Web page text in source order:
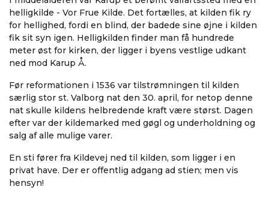
helligkilde - Vor Frue Kilde. Det fortælles, at kilden fik ry
for hellighed, fordi en blind, der badede sine øjne i kilden
fik sit syn igen. Helligkilden finder man få hundrede
meter øst for kirken, der ligger i byens vestlige udkant
ned mod Karup Å.
Før reformationen i 1536 var tilstrømningen til kilden
særlig stor st. Valborg nat den 30. april, for netop denne
nat skulle kildens helbredende kraft være størst. Dagen
efter var der kildemarked med gøgl og underholdning og
salg af alle mulige varer.
En sti fører fra Kildevej ned til kilden, som ligger i en
privat have. Der er offentlig adgang ad stien; men vis
hensyn!